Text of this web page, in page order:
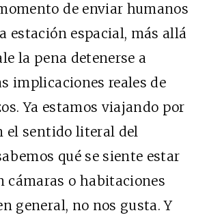
de enviar humanos
estación espacial, más allá
la pena detenerse a
implicaciones reales de
Ya estamos viajando por
el sentido literal del
qué se siente estar
cámaras o habitaciones
general, no nos gusta. Y